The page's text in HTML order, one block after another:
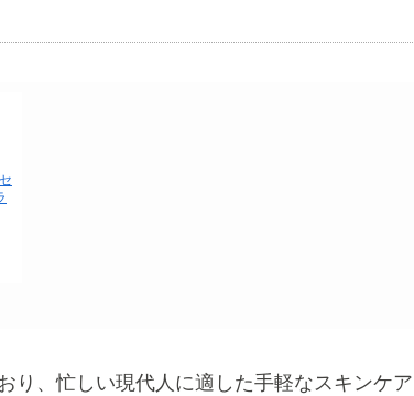
り、忙しい現代人に適した手軽なスキンケア